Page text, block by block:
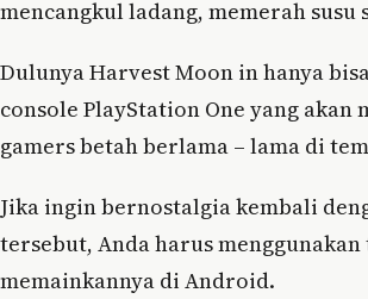
mencangkul ladang, memerah susu
Dulunya Harvest Moon in hanya
console PlayStation One yang akan
gamers betah berlama – lama di
Jika ingin bernostalgia kembali
tersebut, Anda harus
memainkannya di Android.